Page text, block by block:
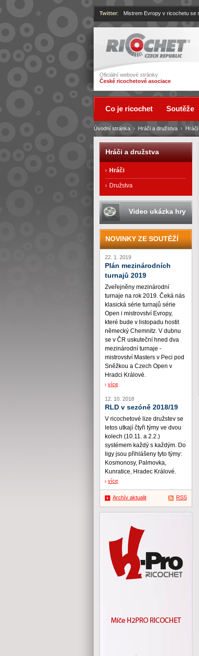
Ricochet
Oficiální webové stránky
České ricochetové asociace
Twitter: Mistrem Evropy v ricochetu se
Úvodní stránka › Hráči a družstva › Hráči
Co je ricochet Soutěže
Hráči a družstva
Hráči
Družstva
Video ukázka hry
NOVINKY ZE SOUTĚŽÍ
22. 1. 2019
Plán mezinárodních
turnajů 2019
Zveřejněny mezinárodní
turnaje na rok 2019. Čeká nás
klasická série turnajů série
Open i mistrovství Evropy,
které bude v listopadu hostit
německý Chemnitz. V dubnu
se v ČR uskuteční hned dva
mezinárodní turnaje -
mistrovství Masters v Peci pod
Sněžkou a Czech Open v
Hradci Králové.
více
12. 10. 2018
RLD v sezóně 2018/19
V ricochetové lize družstev se
letos utkají čtyři týmy ve dvou
kolech (10.11. a 2.2.)
systémem každý s každým. Do
ligy jsou přihlášeny tyto týmy:
Kosmonosy, Palmovka,
Kunratice, Hradec Králové.
více
Archív aktualit RSS